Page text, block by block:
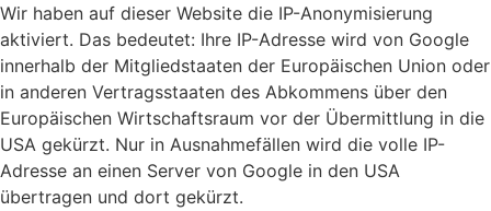
Wir haben auf dieser Website die IP-Anonymisierung
aktiviert. Das bedeutet: Ihre IP-Adresse wird von Google
innerhalb der Mitgliedstaaten der Europäischen Union oder
in anderen Vertragsstaaten des Abkommens über den
Europäischen Wirtschaftsraum vor der Übermittlung in die
USA gekürzt. Nur in Ausnahmefällen wird die volle IP-
Adresse an einen Server von Google in den USA
übertragen und dort gekürzt.